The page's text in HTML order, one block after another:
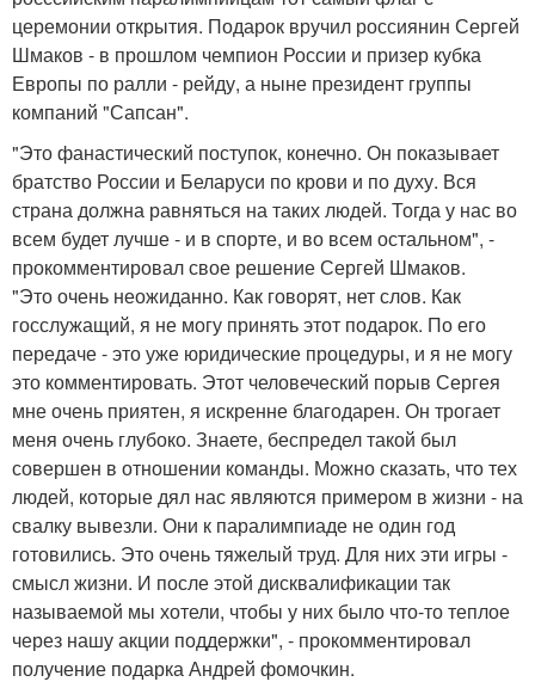
церемонии открытия. Подарок вручил россиянин Сергей
Шмаков - в прошлом чемпион России и призер кубка
Европы по ралли - рейду, а ныне президент группы
компаний "Сапсан".
"Это фанастический поступок, конечно. Он показывает
братство России и Беларуси по крови и по духу. Вся
страна должна равняться на таких людей. Тогда у нас во
всем будет лучше - и в спорте, и во всем остальном", -
прокомментировал свое решение Сергей Шмаков.
"Это очень неожиданно. Как говорят, нет слов. Как
госслужащий, я не могу принять этот подарок. По его
передаче - это уже юридические процедуры, и я не могу
это комментировать. Этот человеческий порыв Сергея
мне очень приятен, я искренне благодарен. Он трогает
меня очень глубоко. Знаете, беспредел такой был
совершен в отношении команды. Можно сказать, что тех
людей, которые дял нас являются примером в жизни - на
свалку вывезли. Они к паралимпиаде не один год
готовились. Это очень тяжелый труд. Для них эти игры -
смысл жизни. И после этой дисквалификации так
называемой мы хотели, чтобы у них было что-то теплое
через нашу акции поддержки", - прокомментировал
получение подарка Андрей фомочкин.